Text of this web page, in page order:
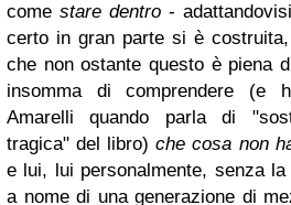
come stare dentro -
certo in gran parte si è
che non ostante questo è piena
insomma di comprendere (e
Amarelli quando parla di
tragica" del libro)che cosa non
e lui, lui personalmente, senza
a nome di una generazione di